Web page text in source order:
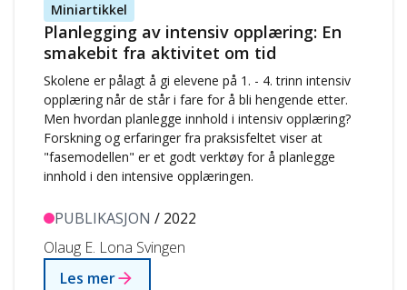
Miniartikkel
Planlegging av intensiv opplæring: En
smakebit fra aktivitet om tid
Skolene er pålagt å gi elevene på 1. - 4. trinn intensiv
opplæring når de står i fare for å bli hengende etter.
Men hvordan planlegge innhold i intensiv opplæring?
Forskning og erfaringer fra praksisfeltet viser at
"fasemodellen" er et godt verktøy for å planlegge
innhold i den intensive opplæringen.
PUBLIKASJON / 2022
Les mer
Olaug E. Lona Svingen